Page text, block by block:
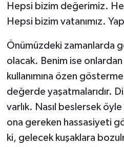
Hepsi bizim değerimiz.
Hepsi bizim vatanımız.
Önümüzdeki zamanlarda
olacak. Benim ise
kullanımına özen
değerde yaşatmalarıdır.
varlık. Nasıl beslersek
ona gereken hassasiyeti
ki, gelecek kuşaklara